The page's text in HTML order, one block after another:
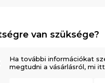
van szüksége?
Ha további információkat
megtudni a vásárlásról, mi